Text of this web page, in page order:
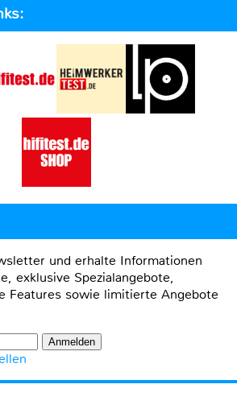
und erhalte Informationen
exklusive Spezialangebote,
Features sowie limitierte Angebote